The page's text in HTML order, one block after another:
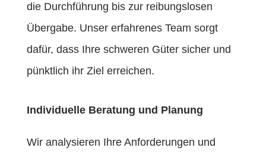
die Durchführung bis zur reibungslosen
Übergabe. Unser erfahrenes Team sorgt
dafür, dass Ihre schweren Güter sicher und
pünktlich ihr Ziel erreichen.
Individuelle Beratung und Planung
Wir analysieren Ihre Anforderungen und